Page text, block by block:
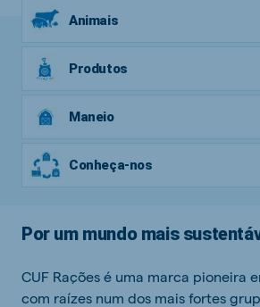
Animais
Produtos
Maneio
Conheça-nos
Por um mundo mais
CUF Rações é uma marca pioneira
com raízes num dos mais fortes